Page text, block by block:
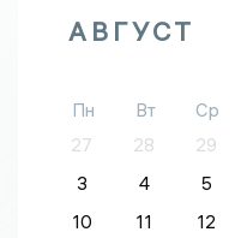
АВГУСТ
Пн Вт Ср
27
28 29
3
4 5
10
11 12